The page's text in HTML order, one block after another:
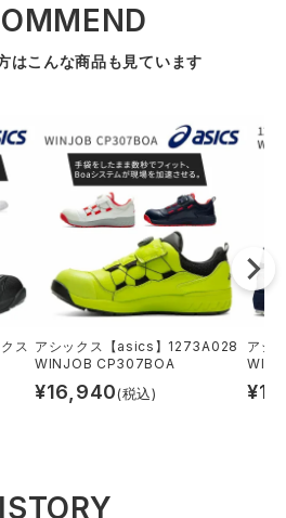
はこんな商品も見ています
ス アシックス【asics】1273A028
WINJOB CP307BOA
¥16,940(税込)
アシ
¥